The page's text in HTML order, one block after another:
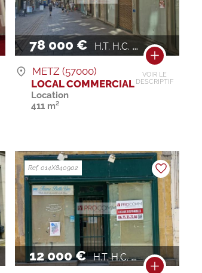
78 000 € H.T. H.C. / AN
VOIR LE
DESCRIPTIF
METZ (57000)
LOCAL COMMERCIAL
Location
411 m²
12 000 € H.T. H.C. / AN
Ref. 014X840902